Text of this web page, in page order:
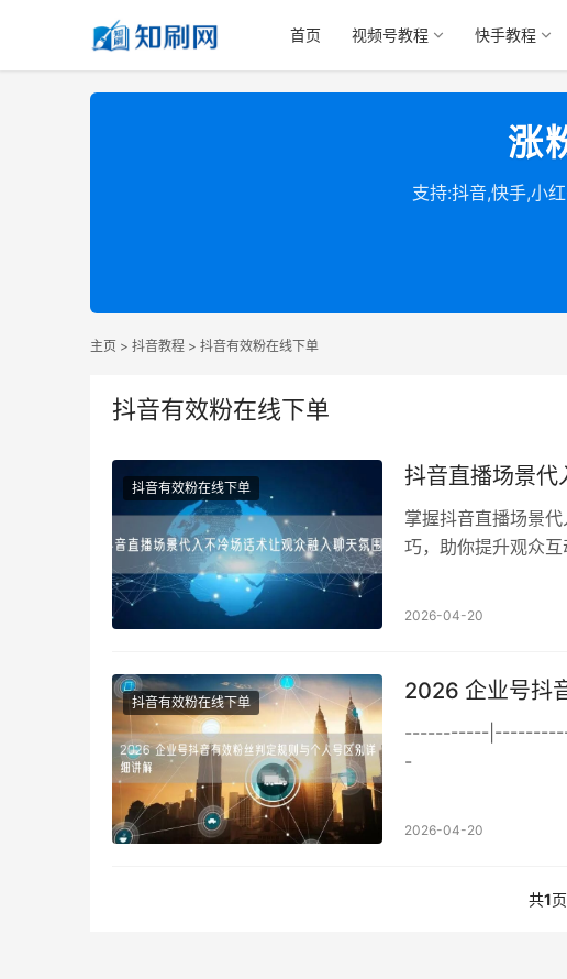
首页 视频号教程 快手教程
涨
支持:抖音,快手,小
主页 > 抖音教程 > 抖音有效粉在线下单
抖音有效粉在线下单
抖音有效粉在线下单 抖音直播场景代
掌握抖音直播场景
巧，助你提升观众互
2026-04-20
抖音有效粉在线下单 2026 企业号抖
-----------
-
2026-04-20
共1页